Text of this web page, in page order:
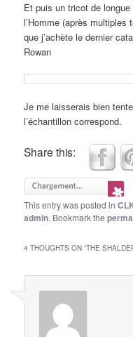
Et puis un tricot de
l’Homme (après
que j’achète le dernier
Rowan
Je me laisserais bien
l’échantillon correspond.
Share this:
This entry was posted in
admin. Bookmark the
4 THOUGHTS ON “THE